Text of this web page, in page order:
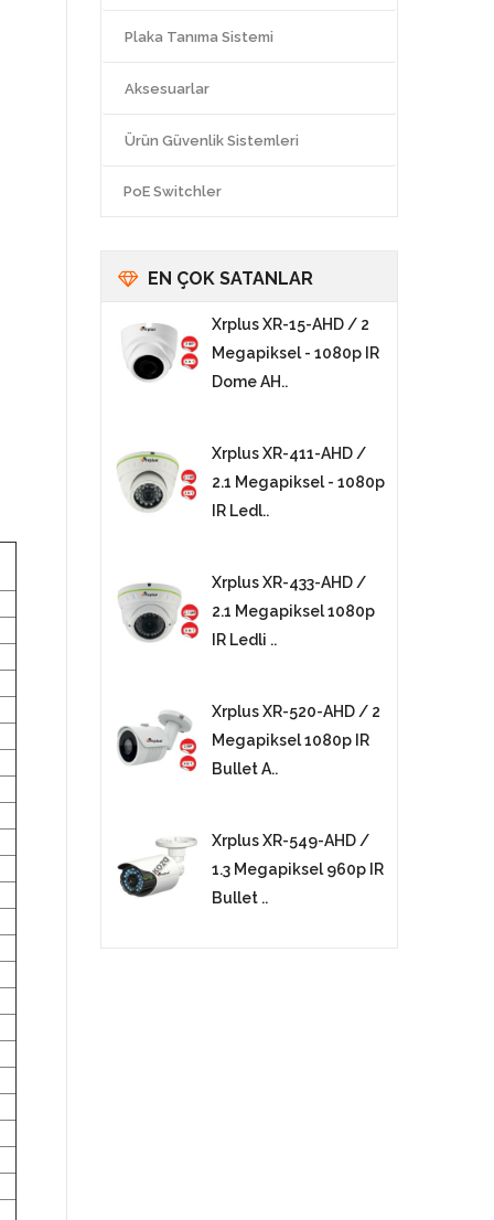
Plaka Tanıma Sistemi
Aksesuarlar
Ürün Güvenlik Sistemleri
PoE Switchler
EN ÇOK SATANLAR
Xrplus XR-15-AHD / 2
Megapiksel - 1080p IR
Dome AH..
Xrplus XR-411-AHD /
2.1 Megapiksel - 1080p
IR Ledl..
Xrplus XR-433-AHD /
2.1 Megapiksel 1080p
IR Ledli ..
Xrplus XR-520-AHD / 2
Megapiksel 1080p IR
Bullet A..
Xrplus XR-549-AHD /
1.3 Megapiksel 960p IR
Bullet ..